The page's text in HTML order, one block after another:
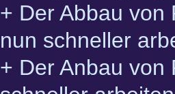
+ Der Abbau von
nun schneller
+ Der Anbau von